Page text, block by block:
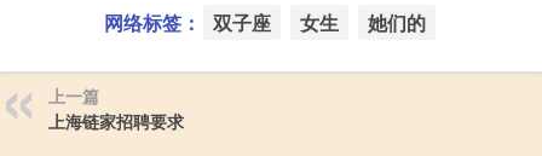
网络标签： 双子座 女生 她们的
上一篇
上海链家招聘要求